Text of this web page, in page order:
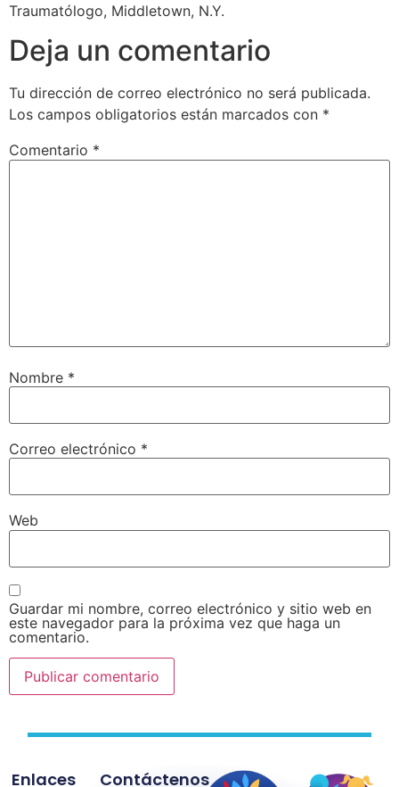
Eventos
Podcast
Noticias
Traumatólogo, Middletown, N.Y.
Deja un comentario
Tu dirección de correo electrónico no será publicada.
Los campos obligatorios están marcados con *
Comentario *
Nombre *
Correo electrónico *
Web
Guardar mi nombre, correo electrónico y sitio web en
este navegador para la próxima vez que haga un
comentario.
Enlaces Contáctenos